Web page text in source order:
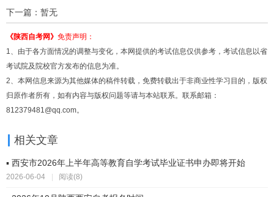
下一篇：暂无
《陕西自考网》 免责声明：
1、由于各方面情况的调整与变化，本网提供的考试信息仅供参考，考试信息以省
考试院及院校官方发布的信息为准。
2、本网信息来源为其他媒体的稿件转载，免费转载出于非商业性学习目的，版权
归原作者所有，如有内容与版权问题等请与本站联系。联系邮箱：
812379481@qq.com。
相关文章
▪ 西安市2026年上半年高等教育自学考试毕业证书申办即将开始
2026-06-04 阅读(8)